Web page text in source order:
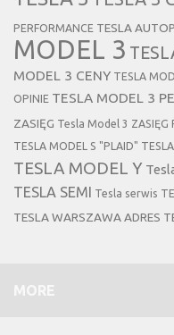
PERFORMANCE TESLA
MODEL 3
MODEL 3 CENY TESLA
OPINIE TESLA MODEL 3
ZASIĘG Tesla Model 3 ZASIĘG
TESLA MODEL S "PLAID"
TESLA MODEL Y
TESLA SEMI Tesla serwis
TESLA WARSZAWA ADRES
MORE